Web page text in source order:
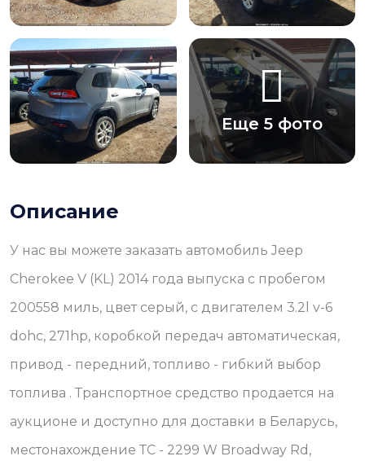
Еще 5 фото
Описание
У нас вы можете заказать автомобиль Jeep
Cherokee V (KL) 2014 года выпуска с пробегом
200558 миль, цвет серый, с двигателем 3.2l v-6
dohc, 271hp, коробкой передач автоматическая,
привод - передний, топливо - гибкий выбор
топлива . Транспортное средство продается на
аукционе и доступно для доставки в Беларусь,
местонахождение ТС - 2299 W Broadway Rd,